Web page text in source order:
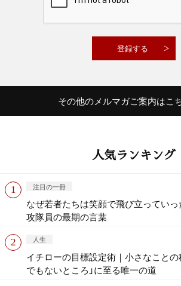
その他のメルマガご案内はこ
人気ランキング
注目の一冊
なぜ若者たちは笑顔で飛び立ってい
攻隊員の最期の言葉
人生
イチローの目標設定術｜小さなことの
でもないところ」に至る唯一の道